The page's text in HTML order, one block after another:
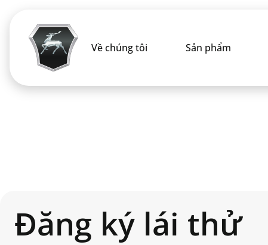
Về chúng tôi Sản phẩm
Đăng ký lái thử